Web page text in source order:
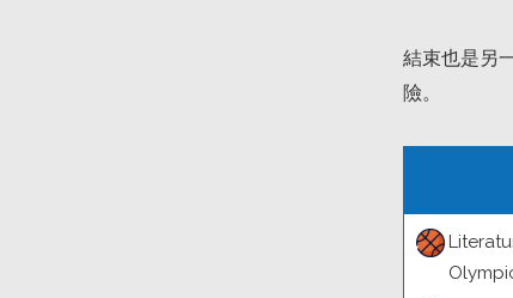
結束也是另
險。